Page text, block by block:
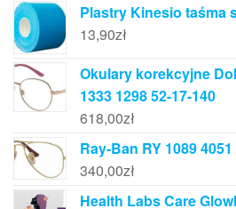
Plastry Kinesio taśma
13,90zł
Okulary korekcyjne
1333 1298 52-17-140
618,00zł
Ray-Ban RY 1089 4051
340,00zł
Health Labs Care